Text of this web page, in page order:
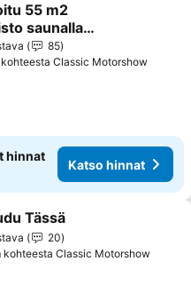
suosikkeihin
55 m2
saunalla
satamassa
85
kohteesta Classic Motorshow
hinnat
Katso hinnat
suosikkeihin
Tässä
20
kohteesta Classic Motorshow